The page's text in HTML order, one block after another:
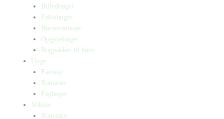
Billedbøger
Faktabøger
Børneromaner
Opgavebøger
Bogpakker til børn
Unge
Fantasy
Romaner
Fagbøger
Voksne
Romance